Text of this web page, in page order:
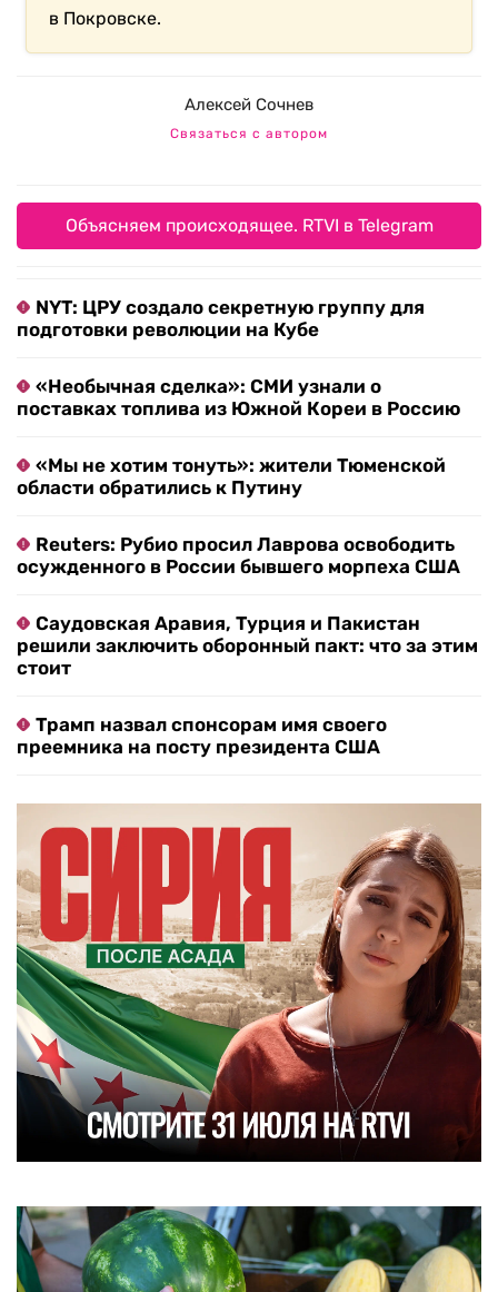
в Покровске.
Алексей Сочнев
Связаться с автором
Объясняем происходящее. RTVI в Telegram
NYT: ЦРУ создало секретную группу для
подготовки революции на Кубе
«Необычная сделка»: СМИ узнали о
поставках топлива из Южной Кореи в Россию
«Мы не хотим тонуть»: жители Тюменской
области обратились к Путину
Reuters: Рубио просил Лаврова освободить
осужденного в России бывшего морпеха США
Саудовская Аравия, Турция и Пакистан
решили заключить оборонный пакт: что за этим
стоит
Трамп назвал спонсорам имя своего
преемника на посту президента США